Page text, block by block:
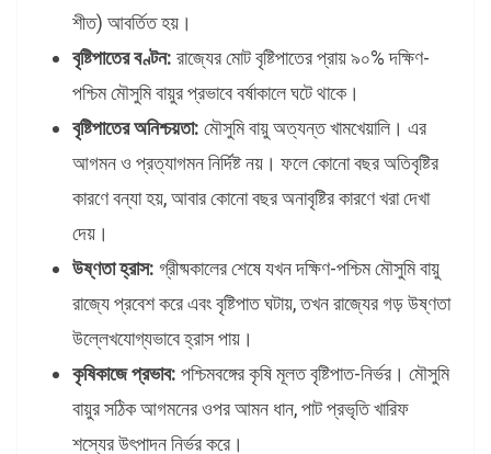
শীত) আবর্তিত হয়।
বৃষ্টিপাতের বণ্টন: রাজ্যের মোট বৃষ্টিপাতের প্রায় ৯০% দক্ষিণ-
পশ্চিম মৌসুমি বায়ুর প্রভাবে বর্ষাকালে ঘটে থাকে।
বৃষ্টিপাতের অনিশ্চয়তা: মৌসুমি বায়ু অত্যন্ত খামখেয়ালি। এর
আগমন ও প্রত্যাগমন নির্দিষ্ট নয়। ফলে কোনো বছর অতিবৃষ্টির
কারণে বন্যা হয়, আবার কোনো বছর অনাবৃষ্টির কারণে খরা দেখা
দেয়।
উষ্ণতা হ্রাস: গ্রীষ্মকালের শেষে যখন দক্ষিণ-পশ্চিম মৌসুমি বায়ু
রাজ্যে প্রবেশ করে এবং বৃষ্টিপাত ঘটায়, তখন রাজ্যের গড় উষ্ণতা
উল্লেখযোগ্যভাবে হ্রাস পায়।
কৃষিকাজে প্রভাব: পশ্চিমবঙ্গের কৃষি মূলত বৃষ্টিপাত-নির্ভর। মৌসুমি
বায়ুর সঠিক আগমনের ওপর আমন ধান, পাট প্রভৃতি খারিফ
শস্যের উৎপাদন নির্ভর করে।